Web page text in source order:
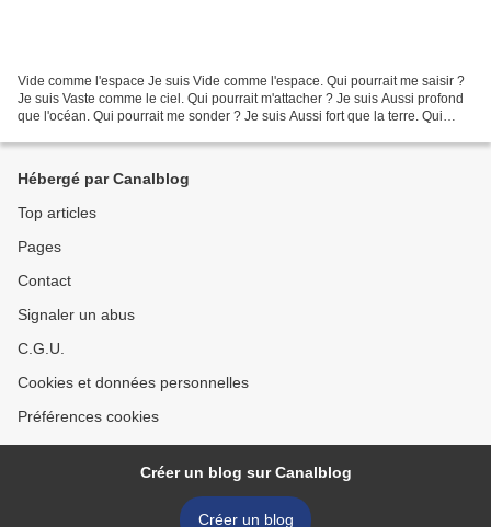
Vide comme l'espace Je suis Vide comme l'espace. Qui pourrait me saisir ?
Je suis Vaste comme le ciel. Qui pourrait m'attacher ? Je suis Aussi profond
que l'océan. Qui pourrait me sonder ? Je suis Aussi fort que la terre. Qui
Hébergé par Canalblog
Top articles
Pages
Contact
Signaler un abus
C.G.U.
Cookies et données personnelles
Préférences cookies
Créer un blog sur Canalblog
Créer un blog